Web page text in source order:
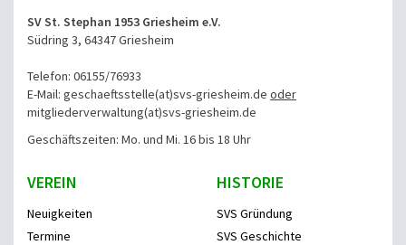
SV St. Stephan 1953 Griesheim e.V.
Südring 3, 64347 Griesheim
Telefon: 06155/76933
E-Mail: geschaeftsstelle(at)svs-griesheim.de oder
mitgliederverwaltung(at)svs-griesheim.de
Geschäftszeiten: Mo. und Mi. 16 bis 18 Uhr
VEREIN
Neuigkeiten
Termine
HISTORIE
SVS Gründung
SVS Geschichte